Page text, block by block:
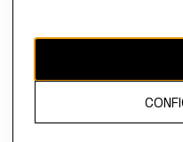
propiedad de H&M Hennes &